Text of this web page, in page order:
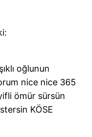
oğlunun
nice nice 365
ömür sürsün
KÖSE